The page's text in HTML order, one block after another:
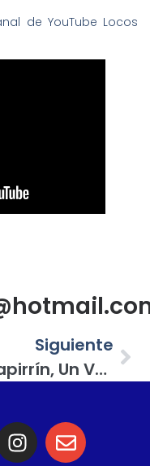
de YouTube Locos
Siguiente
El Papirrín, Un VW Modelo 1992 Con Equipo War Audio Y Rockford Fosgate